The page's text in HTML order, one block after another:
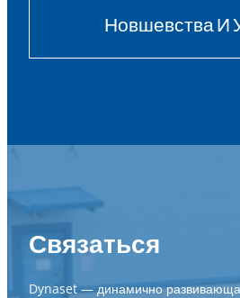
Новшевства И
Связаться
Dynaset — динамично